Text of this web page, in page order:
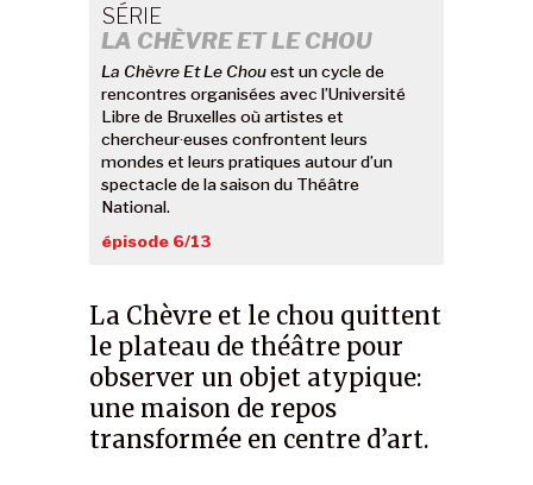
SÉRIE
LA CHÈVRE ET LE CHOU
La Chèvre Et Le Chouest un cycle de
rencontres organisées avec l’Université
Libre de Bruxelles où artistes et
chercheur·euses confrontent leurs
mondes et leurs pratiques autour d’un
spectacle de la saison du Théâtre
National.
épisode 6/13
La Chèvre et le chou quittent
le plateau de théâtre pour
observer un objet atypique:
une maison de repos
transformée en centre d’art.